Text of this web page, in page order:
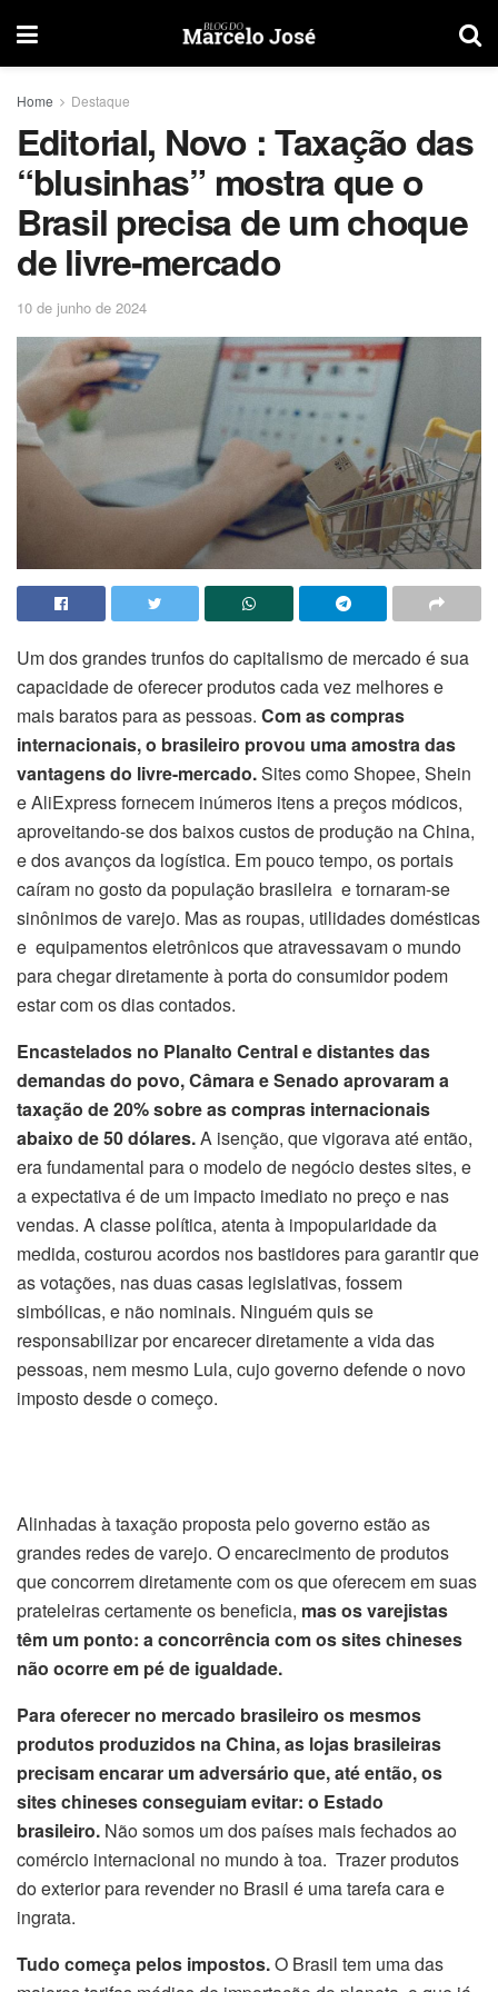
Home Destaque
Editorial, Novo : Taxação das
“blusinhas” mostra que o
Brasil precisa de um choque
de livre-mercado
10 de junho de 2024
Um dos grandes trunfos do capitalismo de mercado é sua
capacidade de oferecer produtos cada vez melhores e
mais baratos para as pessoas. Com as compras
internacionais, o brasileiro provou uma amostra das
vantagens do livre-mercado.Sites como Shopee, Shein
e AliExpress fornecem inúmeros itens a preços módicos,
aproveitando-se dos baixos custos de produção na China,
e dos avanços da logística. Em pouco tempo, os portais
caíram no gosto da população brasileira e tornaram-se
sinônimos de varejo. Mas as roupas, utilidades domésticas
e equipamentos eletrônicos que atravessavam o mundo
para chegar diretamente à porta do consumidor podem
estar com os dias contados.
Encastelados no Planalto Central e distantes das
demandas do povo, Câmara e Senado aprovaram a
taxação de 20% sobre as compras internacionais
abaixo de 50 dólares.A isenção, que vigorava até então,
era fundamental para o modelo de negócio destes sites, e
a expectativa é de um impacto imediato no preço e nas
vendas. A classe política, atenta à impopularidade da
medida, costurou acordos nos bastidores para garantir que
as votações, nas duas casas legislativas, fossem
simbólicas, e não nominais. Ninguém quis se
responsabilizar por encarecer diretamente a vida das
pessoas, nem mesmo Lula, cujo governo defende o novo
imposto desde o começo.
Alinhadas à taxação proposta pelo governo estão as
grandes redes de varejo. O encarecimento de produtos
que concorrem diretamente com os que oferecem em suas
prateleiras certamente os beneficia, mas os varejistas
têm um ponto: a concorrência com os sites chineses
não ocorre em pé de igualdade.
Para oferecer no mercado brasileiro os mesmos
produtos produzidos na China, as lojas brasileiras
precisam encarar um adversário que, até então, os
sites chineses conseguiam evitar: o Estado
brasileiro. Não somos um dos países mais fechados ao
comércio internacional no mundo à toa. Trazer produtos
do exterior para revender no Brasil é uma tarefa cara e
ingrata.
Tudo começa pelos impostos.O Brasil tem uma das